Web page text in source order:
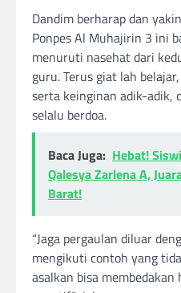
Dandim berharap dan
Ponpes Al Muhajirin 3 ini
menuruti nasehat dari
guru. Terus giat lah
serta keinginan adik-adik,
selalu berdoa.
Baca Juga: Hebat!
Qalesya Zarlena A,
Barat!
“Jaga pergaulan diluar
mengikuti contoh yang
asalkan bisa membedakan